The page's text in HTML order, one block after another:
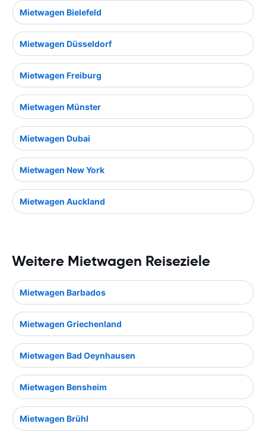
Mietwagen Bielefeld
Mietwagen Düsseldorf
Mietwagen Freiburg
Mietwagen Münster
Mietwagen Dubai
Mietwagen New York
Mietwagen Auckland
Weitere Mietwagen Reiseziele
Mietwagen Barbados
Mietwagen Griechenland
Mietwagen Bad Oeynhausen
Mietwagen Bensheim
Mietwagen Brühl